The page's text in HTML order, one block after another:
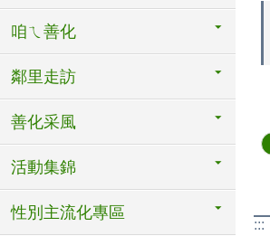
咱ㄟ善化
鄰里走訪
善化采風
活動集錦
性別主流化專區
:::